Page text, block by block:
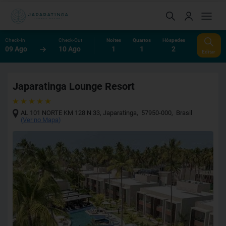
Check-In
09 Ago
Check-Out
10 Ago
Noites
1
Quartos
1
Hóspedes
2 Editar
Japaratinga Lounge Resort
AL 101 NORTE KM 128 N 33, Japaratinga, 57950-000, Brasil
(Ver no Mapa)